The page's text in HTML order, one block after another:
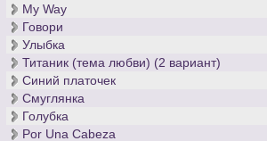
My Way
Говори
Улыбка
Титаник (тема любви) (2 вариант)
Синий платочек
Смуглянка
Голубка
Por Una Cabeza